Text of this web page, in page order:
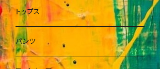
トップス
パンツ